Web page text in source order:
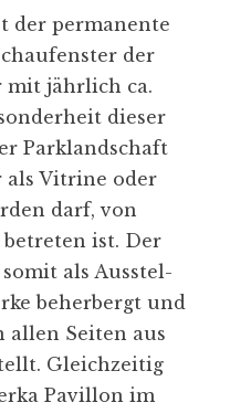
der perma­nente
der
mit jährlich ca.
dieser
Parkland­schaft
als Vitrine oder
darf, von
ist. Der
als Ausstel­
beher­bergt und
Seiten aus
Gleich­zeitig
Pavillon im